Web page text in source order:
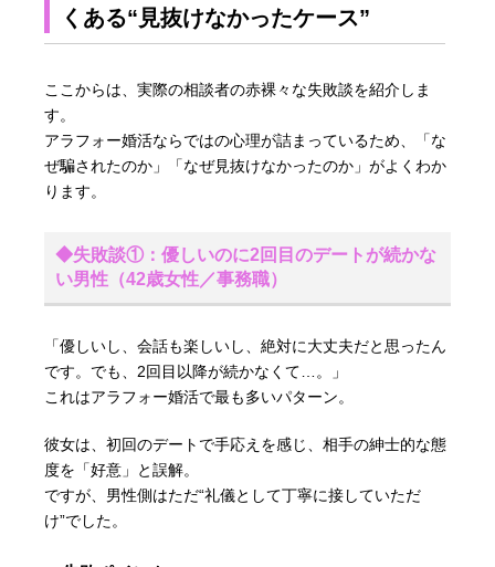
くある“見抜けなかったケース”
ここからは、実際の相談者の赤裸々な失敗談を紹介しま
す。
アラフォー婚活ならではの心理が詰まっているため、「な
ぜ騙されたのか」「なぜ見抜けなかったのか」がよくわか
ります。
◆失敗談①：優しいのに2回目のデートが続かな
い男性（42歳女性／事務職）
「優しいし、会話も楽しいし、絶対に大丈夫だと思ったん
です。でも、2回目以降が続かなくて…。」
これはアラフォー婚活で最も多いパターン。
彼女は、初回のデートで手応えを感じ、相手の紳士的な態
度を「好意」と誤解。
ですが、男性側はただ“礼儀として丁寧に接していただ
け”でした。